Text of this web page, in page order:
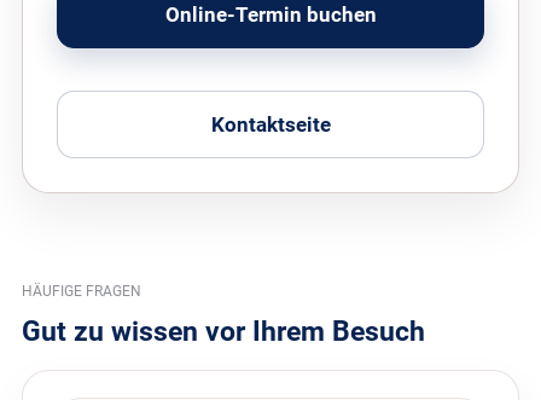
Online-Termin buchen
Kontaktseite
HÄUFIGE FRAGEN
Gut zu wissen vor Ihrem Besuch